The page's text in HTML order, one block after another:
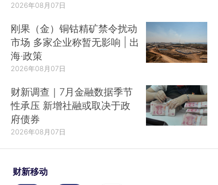
2026年08月07日
刚果（金）铜钴精矿禁令扰动
市场 多家企业称暂无影响 | 出
海·政策
2026年08月07日
财新调查｜7月金融数据季节
性承压 新增社融或取决于政
府债券
2026年08月07日
财新移动